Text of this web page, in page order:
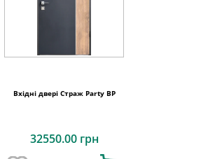
Вхідні двері Страж Party BP
32550.00 грн